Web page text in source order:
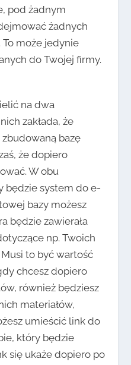
pod żadnym
żadnych
To może jedynie
do Twojej firmy.
na dwa
zakłada, że
bazę
że dopiero
W obu
będzie system do e-
bazy możesz
będzie zawierała
np. Twoich
to być wartość
chcesz dopiero
również będziesz
materiałów,
umieścić link do
który będzie
się ukaże dopiero po